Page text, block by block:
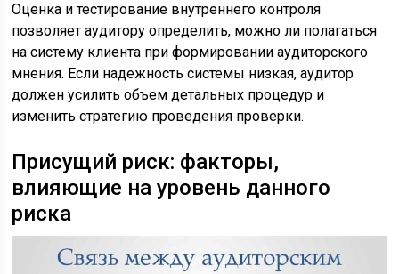
Оценка и тестирование внутреннего контроля
позволяет аудитору определить, можно ли полагаться
на систему клиента при формировании аудиторского
мнения. Если надежность системы низкая, аудитор
должен усилить объем детальных процедур и
изменить стратегию проведения проверки.
Присущий риск: факторы,
влияющие на уровень данного
риска